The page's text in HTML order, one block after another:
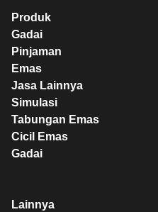
Produk
Gadai
Pinjaman
Emas
Jasa Lainnya
Simulasi
Tabungan Emas
Cicil Emas
Gadai
Lainnya